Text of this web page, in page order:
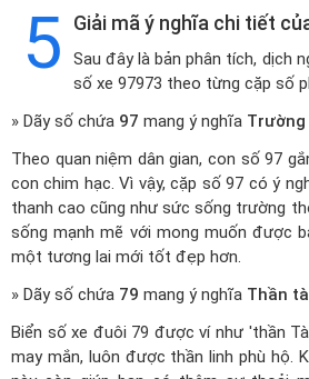
5 Giải mã ý nghĩa chi tiết
Sau đây là bản phân tích, dịch
số xe 97973 theo từng cặp số
» Dãy số chứa 97 mang ý nghĩa
Theo quan niệm dân gian, con số 97
con chim hạc. Vì vậy, cặp số 97 có ý
thanh cao cũng như sức sống trường
sống mạnh mẽ với mong muốn được
một tương lai mới tốt đẹp hơn.
» Dãy số chứa 79 mang ý nghĩa Thần
Biển số xe đuôi 79 được ví như 'thần
may mắn, luôn được thần linh phù hộ.